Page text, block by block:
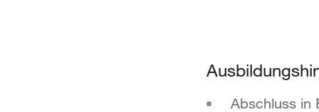
Abschluss in